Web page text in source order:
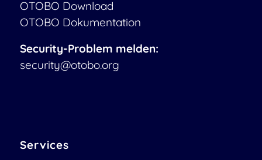
OTOBO Download
OTOBO Dokumentation
Security-Problem melden:
security@otobo.org
Services